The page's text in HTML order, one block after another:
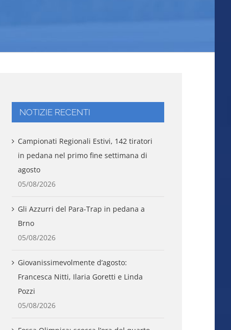
NOTIZIE RECENTI
Campionati Regionali Estivi, 142 tiratori
in pedana nel primo fine settimana di
agosto
05/08/2026
Gli Azzurri del Para-Trap in pedana a
Brno
05/08/2026
Giovanissimevolmente d’agosto:
Francesca Nitti, Ilaria Goretti e Linda
Pozzi
05/08/2026